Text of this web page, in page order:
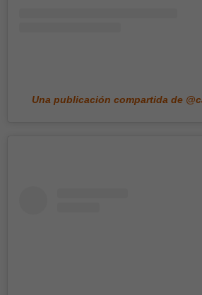
Una publicación compartida de